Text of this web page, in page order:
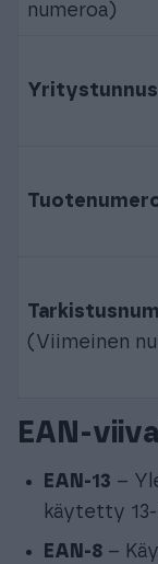
numeroa)
Yritystunnus
(Viimeinen
EAN-
EAN-13 –
käytetty
EAN-8 –